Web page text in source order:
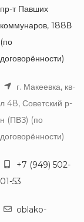
пр-т Павших
коммунаров, 188В
(по
договорённости)
г. Макеевка, кв-
л 48, Советский р-
н (ПВЗ) (по
договорённости)
+7 (949) 502-
01-53
oblako-